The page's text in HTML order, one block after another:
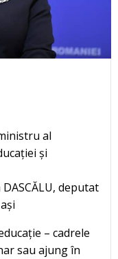
al
și
deputat
– cadrele
sau ajung în